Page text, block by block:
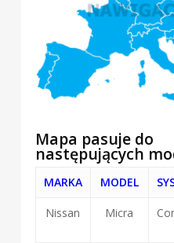
Mapa pasuje do
następujących
MARKA MODEL
Nissan Micra